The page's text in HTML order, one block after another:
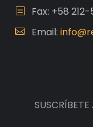
Fax: +58
Email: